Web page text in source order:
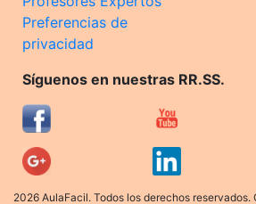
Preferencias de
privacidad
Síguenos en nuestras RR.SS.
2026 AulaFacil. Todos los derechos reservados.